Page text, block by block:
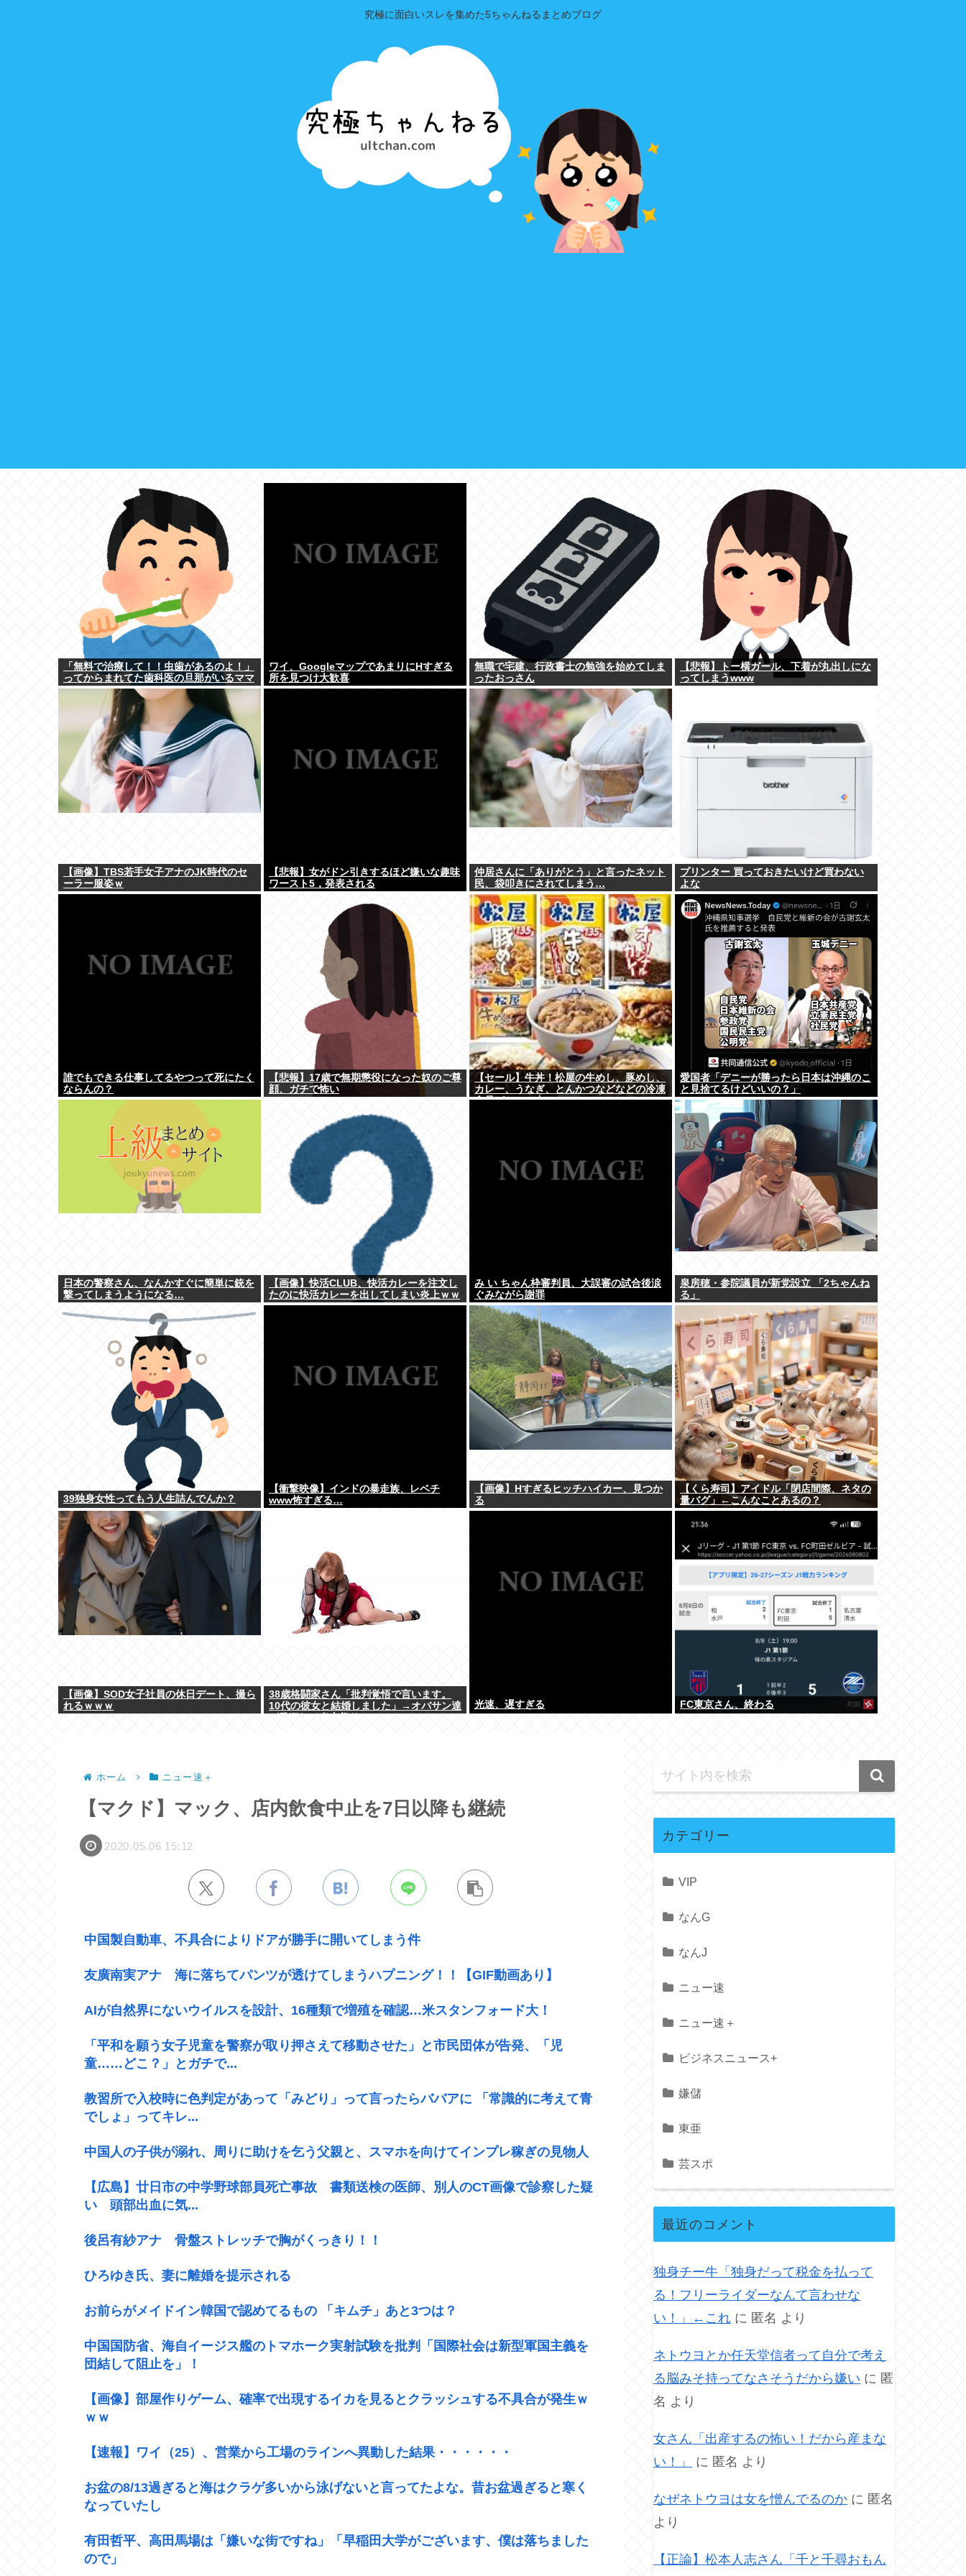
究極に面白いスレを集めた5ちゃんねるまとめブログ
「無料で治療して！！虫歯があるのよ！」
ってからまれてた歯科医の旦那がいるママ
ワイ、GoogleマップであまりにΗすぎる
所を見つけ大歓喜
無職で宅建、行政書士の勉強を始めてしま
ったおっさん
【悲報】トー横ガール、下着が丸出しにな
ってしまうwww
【画像】TBS若手女子アナのJK時代のセ
ーラー服姿ｗ
【悲報】女がドン引きするほど嫌いな趣味
ワースト5，発表される
仲居さんに「ありがとう」と言ったネット
民、袋叩きにされてしまう…
プリンター 買っておきたいけど買わない
よな
誰でもできる仕事してるやつって死にたく
ならんの？
【悲報】17歳で無期懲役になった奴のご尊
顔、ガチで怖い
【セール】牛丼！松屋の牛めし、豚めし、
カレー、うなぎ、とんかつなどなどの冷凍
食品がセール中！
愛国者「デニーが勝ったら日本は沖縄のこ
と見捨てるけどいいの？」
日本の警察さん、なんかすぐに簡単に銃を
撃ってしまうようになる…
【画像】快活CLUB、快活カレーを注文し
たのに快活カレーを出してしまい炎上ｗｗ
ｗ
み い ちゃん枠審判員、大誤審の試合後涙
ぐみながら謝罪
泉房穂・参院議員が新党設立 「2ちゃんね
る」
39独身女性ってもう人生詰んでんか？
【衝撃映像】インドの暴走族、レベチ
www怖すぎる…
【画像】Hすぎるヒッチハイカー、見つか
る
【くら寿司】アイドル「閉店間際、ネタの
量バグ」←こんなことあるの？
【画像】SOD女子社員の休日デート、撮ら
れるｗｗｗ
38歳格闘家さん「批判覚悟で言います。
10代の彼女と結婚しました」→オバサン達
光速、遅すぎる FC東京さん、終わる
ホーム ニュー速＋
【マクド】マック、店内飲食中止を7日以降も継続
2020.05.06 15:12
中国製自動車、不具合によりドアが勝手に開いてしまう件
友廣南実アナ 海に落ちてパンツが透けてしまうハプニング！！【GIF動画あり】
AIが自然界にないウイルスを設計、16種類で増殖を確認…米スタンフォード大！
「平和を願う女子児童を警察が取り押さえて移動させた」と市民団体が告発、「児
童……どこ？」とガチで...
教習所で入校時に色判定があって「みどり」って言ったらババアに 「常識的に考えて青
でしょ」ってキレ...
中国人の子供が溺れ、周りに助けを乞う父親と、スマホを向けてインプレ稼ぎの見物人
【広島】廿日市の中学野球部員死亡事故 書類送検の医師、別人のCT画像で診察した疑
い 頭部出血に気...
後呂有紗アナ 骨盤ストレッチで胸がくっきり！！
ひろゆき氏、妻に離婚を提示される
お前らがメイドイン韓国で認めてるもの 「キムチ」あと3つは？
中国国防省、海自イージス艦のトマホーク実射試験を批判「国際社会は新型軍国主義を
団結して阻止を」！
【画像】部屋作りゲーム、確率で出現するイカを見るとクラッシュする不具合が発生ｗ
ｗｗ
【速報】ワイ（25）、営業から工場のラインへ異動した結果・・・・・・
お盆の8/13過ぎると海はクラゲ多いから泳げないと言ってたよな。昔お盆過ぎると寒く
なっていたし
有田哲平、高田馬場は「嫌いな街ですね」「早稲田大学がございます、僕は落ちました
ので」
カテゴリー
VIP
なんG
なんJ
ニュー速
ニュー速＋
ビジネスニュース+
嫌儲
東亜
芸スポ
最近のコメント
独身チー牛「独身だって税金を払って
る！フリーライダーなんて言わせな
い！」←これ に 匿名 より
ネトウヨとか任天堂信者って自分で考え
る脳みそ持ってなさそうだから嫌い に 匿
名 より
女さん「出産するの怖い！だから産まな
い！」
に 匿名 より
なぜネトウヨは女を憎んでるのか に 匿名
より
【正論】松本人志さん「千と千尋おもん